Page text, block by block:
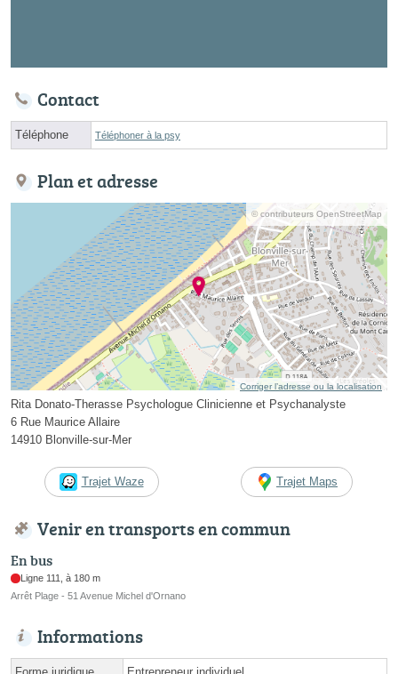
Contact
Téléphone Téléphoner à la psy
Plan et adresse
© contributeurs OpenStreetMap
Corriger l’adresse ou la localisation
Rita Donato-Therasse Psychologue Clinicienne et Psychanalyste
6 Rue Maurice Allaire
14910 Blonville-sur-Mer
Trajet Waze Trajet Maps
Venir en transports en commun
En bus
Ligne 111, à 180 m
Arrêt Plage - 51 Avenue Michel d'Ornano
Informations